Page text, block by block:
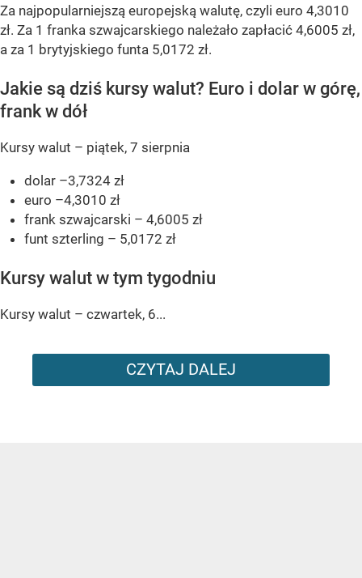
Za najpopularniejszą europejską walutę, czyli euro 4,3010
zł. Za 1 franka szwajcarskiego należało zapłacić 4,6005 zł,
a za 1 brytyjskiego funta 5,0172 zł.
Jakie są dziś kursy walut? Euro i dolar w górę,
frank w dół
Kursy walut – piątek, 7 sierpnia
dolar –3,7324 zł
euro –4,3010 zł
frank szwajcarski – 4,6005 zł
funt szterling – 5,0172 zł
Kursy walut w tym tygodniu
Kursy walut – czwartek, 6...
CZYTAJ DALEJ